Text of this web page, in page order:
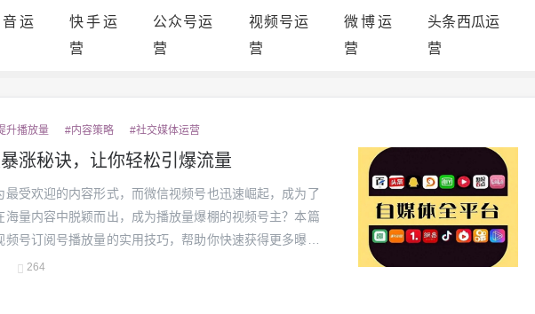
运
快手运
营
公众号运
营
视频号运
营
微博运
营
头条西瓜运
营
升播放量 #内容策略 #社交媒体运营
涨秘诀，让你轻松引爆流量
受欢迎的内容形式，而微信视频号也迅速崛起，成为了
量内容中脱颖而出，成为播放量爆棚的视频号主？本篇
号订阅号播放量的实用技巧，帮助你快速获得更多曝光
在微信视频号的激烈竞争中，优质内容是吸引粉丝的关
264